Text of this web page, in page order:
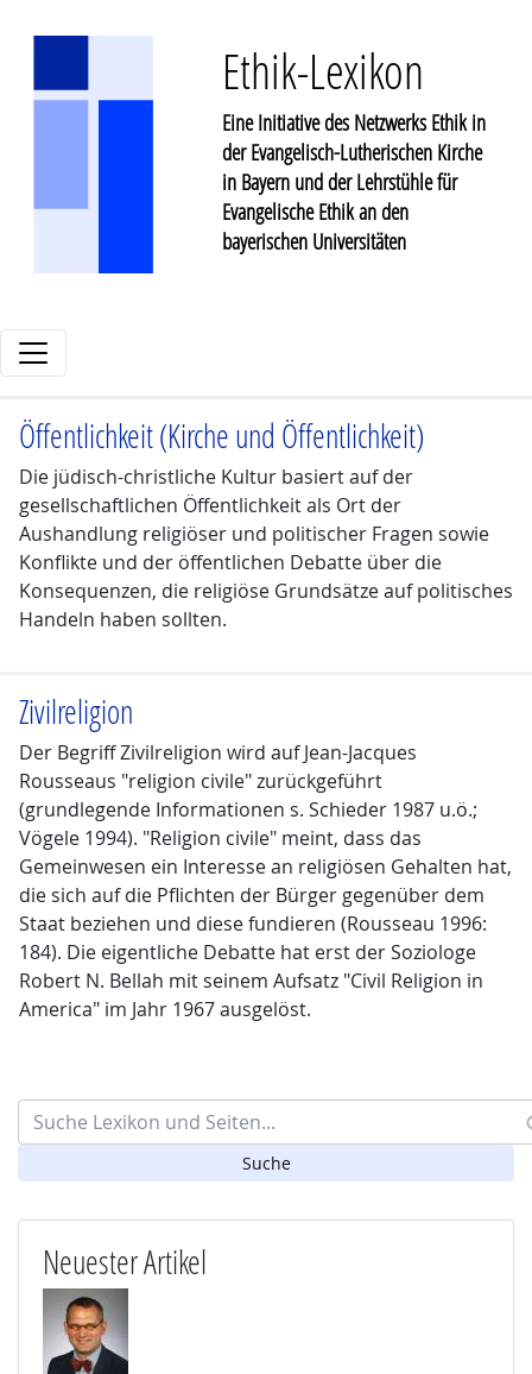
Ethik-Lexikon
Eine Initiative des Netzwerks Ethik in
der Evangelisch-Lutherischen Kirche
in Bayern und der Lehrstühle für
Evangelische Ethik an den
bayerischen Universitäten
Öffentlichkeit (Kirche und Öffentlichkeit)
Die jüdisch-christliche Kultur basiert auf der
gesellschaftlichen Öffentlichkeit als Ort der
Aushandlung religiöser und politischer Fragen sowie
Konflikte und der öffentlichen Debatte über die
Konsequenzen, die religiöse Grundsätze auf politisches
Handeln haben sollten.
Zivilreligion
Der Begriff Zivilreligion wird auf Jean-Jacques
Rousseaus "religion civile" zurückgeführt
(grundlegende Informationen s. Schieder 1987 u.ö.;
Vögele 1994). "Religion civile" meint, dass das
Gemeinwesen ein Interesse an religiösen Gehalten hat,
die sich auf die Pflichten der Bürger gegenüber dem
Staat beziehen und diese fundieren (Rousseau 1996:
184). Die eigentliche Debatte hat erst der Soziologe
Robert N. Bellah mit seinem Aufsatz "Civil Religion in
America" im Jahr 1967 ausgelöst.
Search
Neuester Artikel